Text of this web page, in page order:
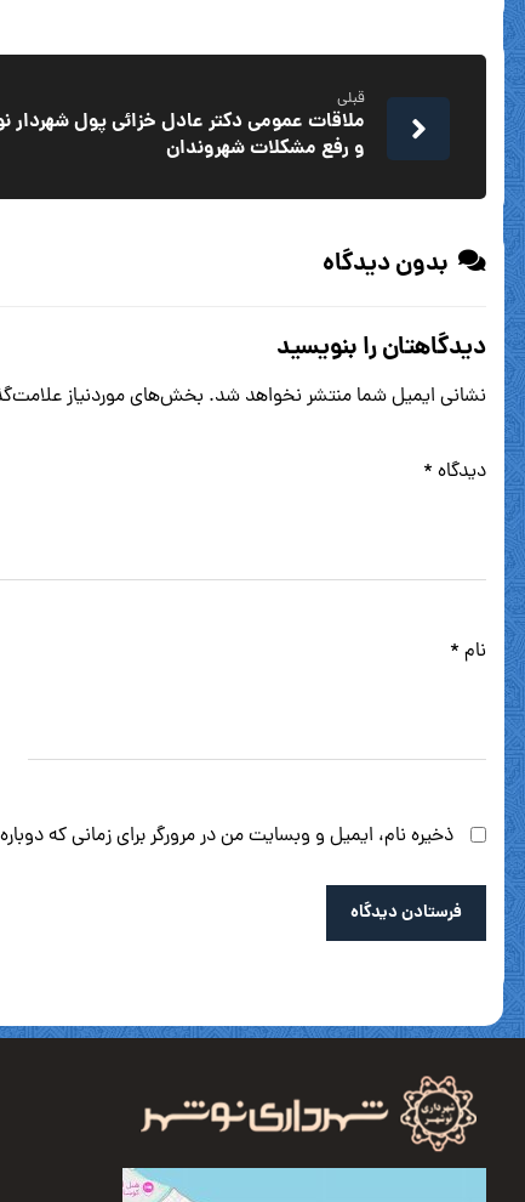
قبلی
ملاقات عمومی دکتر عادل خزائی پول شهردار
و رفع مشکلات شهروندان
بدون دیدگاه
دیدگاهتان را بنویسید
نشانی ایمیل شما منتشر نخواهد شد. بخش‌های موردنیاز
دیدگاه *
نام *
ذخیره نام، ایمیل و وبسایت من در مرورگر برای زمانی که
فرستادن دیدگاه